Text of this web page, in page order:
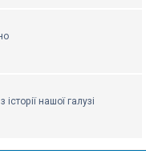
нашої галузі